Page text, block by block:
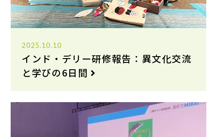
2025.10.10
インド・デリー研修報告：異文化交流
と学びの6日間